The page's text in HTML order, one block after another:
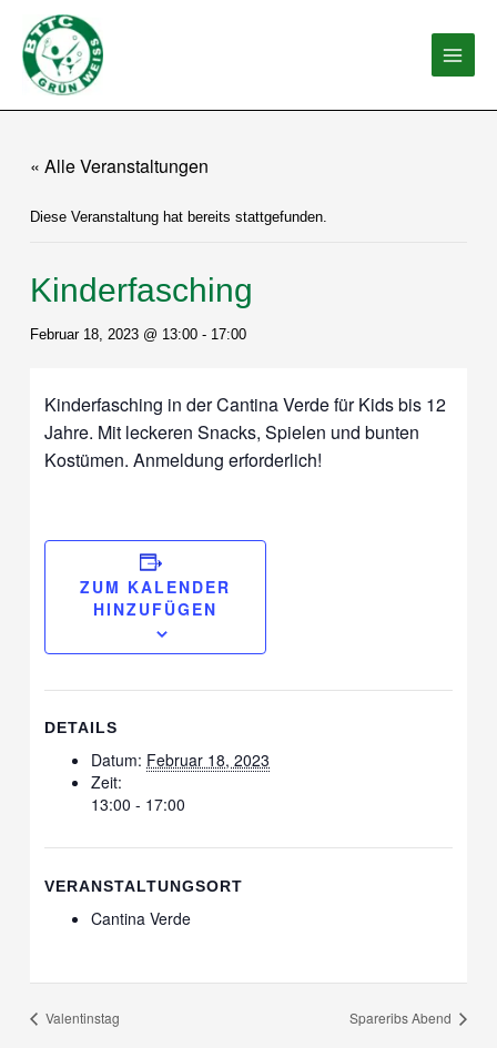
Inhalt
springen
« Alle Veranstaltungen
Diese Veranstaltung hat bereits stattgefunden.
Kinderfasching
Februar 18, 2023 @ 13:00 - 17:00
Kinderfasching in der Cantina Verde für Kids bis 12
Jahre. Mit leckeren Snacks, Spielen und bunten
Kostümen. Anmeldung erforderlich!
ZUM KALENDER
HINZUFÜGEN
DETAILS
Datum: Februar 18, 2023
Zeit:
13:00 - 17:00
VERANSTALTUNGSORT
Cantina Verde
Valentinstag Spareribs Abend